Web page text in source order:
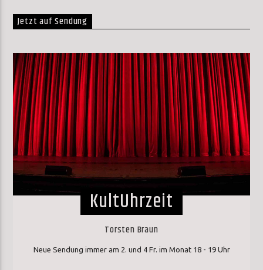
Jetzt auf Sendung
KultUhrzeit
Torsten Braun
Neue Sendung immer am 2. und 4 Fr. im Monat 18 - 19 Uhr